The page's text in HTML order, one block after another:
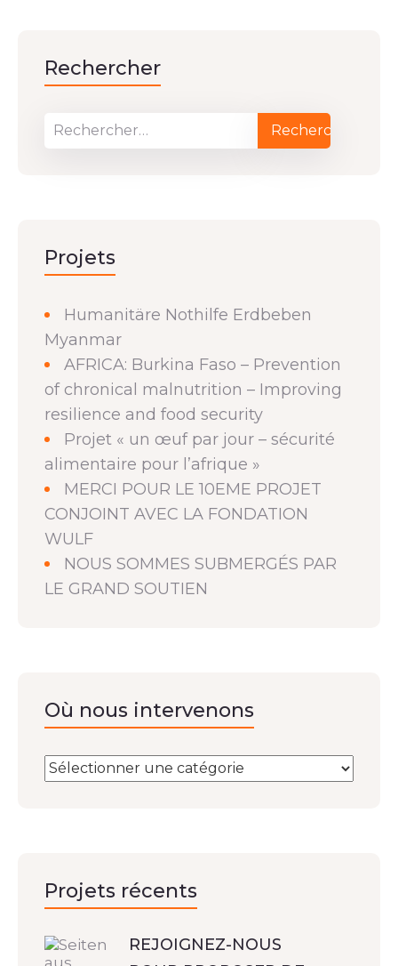
Rechercher
Projets
Humanitäre Nothilfe Erdbeben
Myanmar
AFRICA: Burkina Faso – Prevention
of chronical malnutrition – Improving
resilience and food security
Projet « un œuf par jour – sécurité
alimentaire pour l’afrique »
MERCI POUR LE 10EME PROJET
CONJOINT AVEC LA FONDATION
WULF
NOUS SOMMES SUBMERGÉS PAR
LE GRAND SOUTIEN
Où nous intervenons
Projets récents
REJOIGNEZ-NOUS